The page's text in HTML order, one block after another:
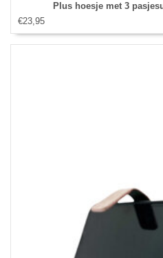
Plus hoesje met 3
€23,95